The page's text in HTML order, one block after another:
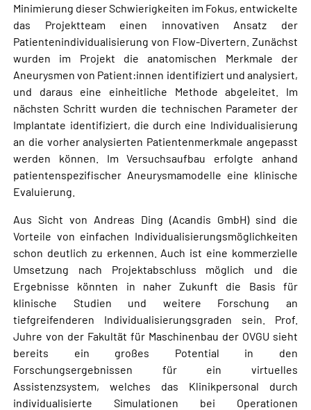
Minimierung dieser Schwierigkeiten im Fokus, entwickelte
das Projektteam einen innovativen Ansatz der
Patientenindividualisierung von Flow-Divertern. Zunächst
wurden im Projekt die anatomischen Merkmale der
Aneurysmen von Patient:innen identifiziert und analysiert,
und daraus eine einheitliche Methode abgeleitet. Im
nächsten Schritt wurden die technischen Parameter der
Implantate identifiziert, die durch eine Individualisierung
an die vorher analysierten Patientenmerkmale angepasst
werden können. Im Versuchsaufbau erfolgte anhand
patientenspezifischer Aneurysmamodelle eine klinische
Evaluierung.
Aus Sicht von Andreas Ding (Acandis GmbH) sind die
Vorteile von einfachen Individualisierungsmöglichkeiten
schon deutlich zu erkennen. Auch ist eine kommerzielle
Umsetzung nach Projektabschluss möglich und die
Ergebnisse könnten in naher Zukunft die Basis für
klinische Studien und weitere Forschung an
tiefgreifenderen Individualisierungsgraden sein. Prof.
Juhre von der Fakultät für Maschinenbau der OVGU sieht
bereits ein großes Potential in den
Forschungsergebnissen für ein virtuelles
Assistenzsystem, welches das Klinikpersonal durch
individualisierte Simulationen bei Operationen